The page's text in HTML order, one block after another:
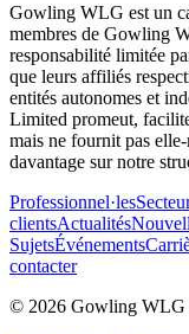
Gowling WLG est un
membres de Gowling
responsabilité limitée
que leurs affiliés
entités autonomes et
Limited promeut,
mais ne fournit pas
davantage sur notre
Professionnel·les
clientsActualités
SujetsÉvénements
contacter
© 2026 Gowling WLG